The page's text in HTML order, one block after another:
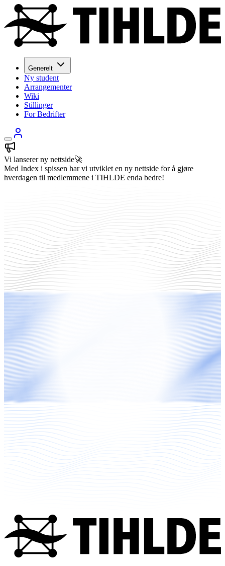
Generelt
Ny student
Arrangementer
Wiki
Stillinger
For Bedrifter
Vi lanserer ny nettside🚀
Med Index i spissen har vi utviklet en ny nettside for å gjøre
hverdagen til medlemmene i TIHLDE enda bedre!